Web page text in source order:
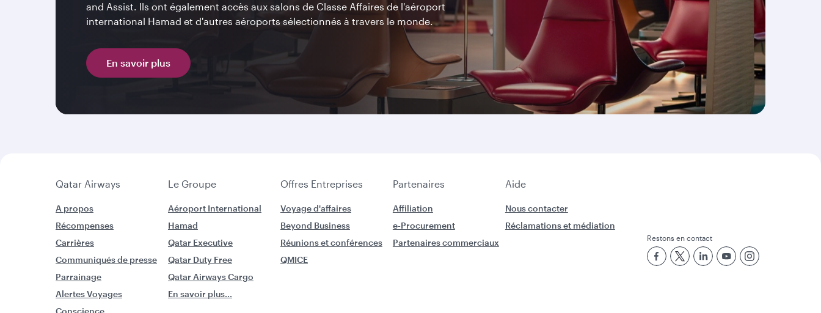
and Assist. Ils ont également accès aux salons de Classe Affaires de l'aéroport
international Hamad et d'autres aéroports sélectionnés à travers le monde.
En savoir plus
Qatar Airways Le Groupe Offres Entreprises Partenaires Aide
A propos
Récompenses
Carrières
Communiqués de presse
Parrainage
Alertes Voyages
Conscience
Aéroport International
Hamad
Qatar Executive
Qatar Duty Free
Qatar Airways Cargo
En savoir plus...
Voyage d'affaires
Beyond Business
Réunions et conférences
QMICE
Affiliation
e-Procurement
Partenaires commerciaux
Nous contacter
Réclamations et médiation
Restons en contact